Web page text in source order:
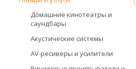
Домашние кинотеатры и
саундбары
Акустические системы
AV-ресиверы и усилители